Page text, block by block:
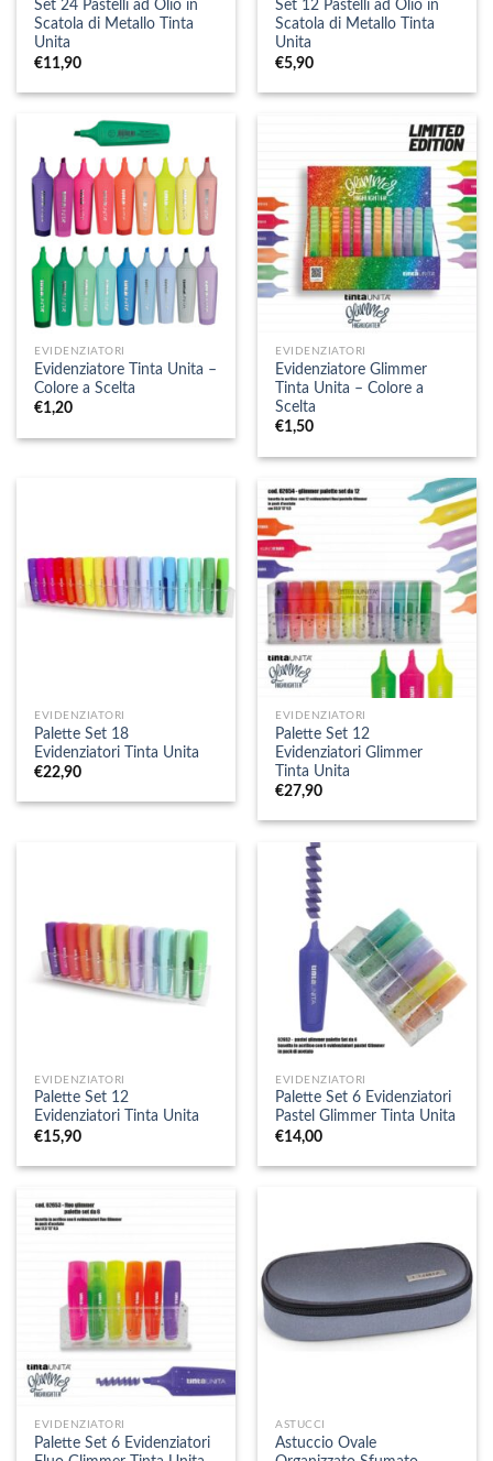
Set 24 Pastelli ad Olio in
Scatola di Metallo Tinta
Unita
€11,90
Set 12 Pastelli ad Olio in
Scatola di Metallo Tinta
Unita
€5,90
EVIDENZIATORI
Evidenziatore Tinta Unita –
Colore a Scelta
€1,20
EVIDENZIATORI
Evidenziatore Glimmer
Tinta Unita – Colore a
Scelta
€1,50
EVIDENZIATORI
Palette Set 18
Evidenziatori Tinta Unita
€22,90
EVIDENZIATORI
Palette Set 12
Evidenziatori Glimmer
Tinta Unita
€27,90
EVIDENZIATORI
Palette Set 12
Evidenziatori Tinta Unita
€15,90
EVIDENZIATORI
Palette Set 6 Evidenziatori
Pastel Glimmer Tinta Unita
€14,00
EVIDENZIATORI
Palette Set 6 Evidenziatori
ASTUCCI
Astuccio Ovale